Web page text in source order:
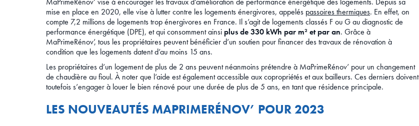
mise en place en 2020, elle vise à lutter contre les logements énergivores, appelés passoires thermiques. En effet, on
compte 7,2 millions de logements trop énergivores en France. Il s’agit de logements classés F ou G au diagnostic de
performance énergétique (DPE), et qui consomment ainsi plus de 330 kWh par m² et par an. Grâce à
MaPrimeRénov’, tous les propriétaires peuvent bénéficier d’un soutien pour financer des travaux de rénovation à
condition que les logements datent d’au moins 15 ans.
Les propriétaires d’un logement de plus de 2 ans peuvent néanmoins prétendre à MaPrimeRénov’ pour un changement
de chaudière au fioul. À noter que l’aide est également accessible aux copropriétés et aux bailleurs. Ces derniers doivent
toutefois s’engager à louer le bien rénové pour une durée de plus de 5 ans, en tant que résidence principale.
LES NOUVEAUTÉS MAPRIMERÉNOV’ POUR 2023